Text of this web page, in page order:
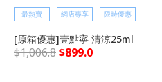
最熱賣 網店專享 限時優惠
[原箱優惠]壹點寧 清涼25ml
$1,006.8$899.0